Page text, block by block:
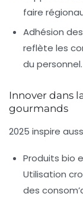
faire
Adhésion
reflète les
du personnel.
Innover dans
gourmands
2025 inspire
Produits bio
Utilisation
des